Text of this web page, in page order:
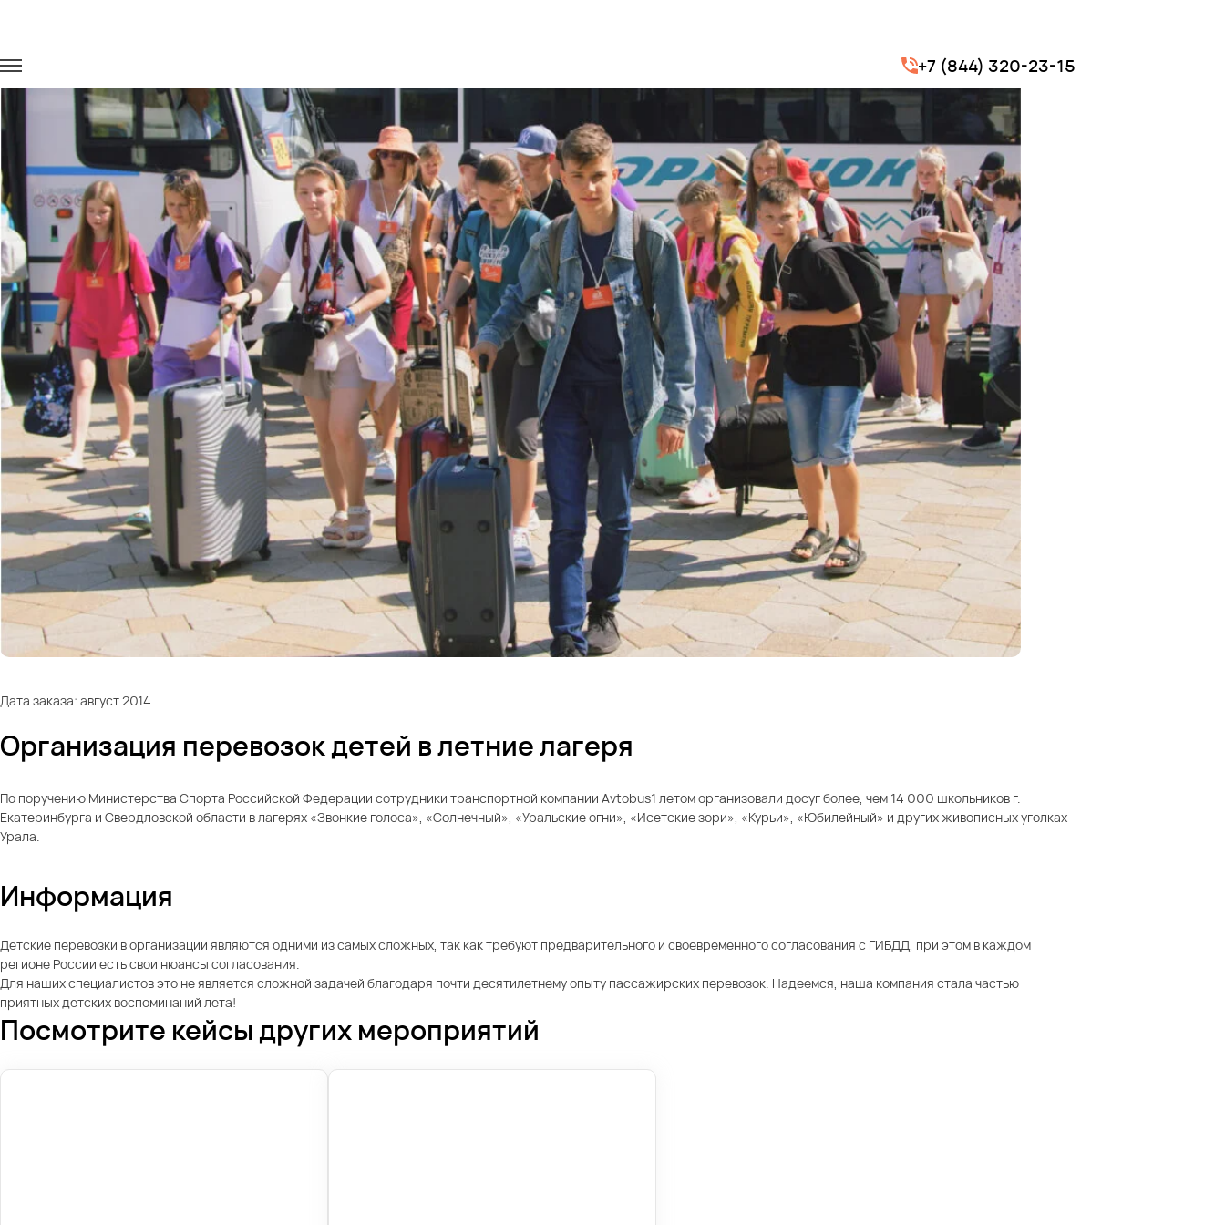
+7 (844) 320-23-15
Дата заказа: август 2014
Организация перевозок детей в летние лагеря
По поручению Министерства Спорта Российской Федерации сотрудники транспортной компании Avtobus1 летом организовали досуг более, чем 14 000 школьников г.
Екатеринбурга и Свердловской области в лагерях «Звонкие голоса», «Солнечный», «Уральские огни», «Исетские зори», «Курьи», «Юбилейный» и других живописных уголках
Урала.
Информация
Детские перевозки в организации являются одними из самых сложных, так как требуют предварительного и своевременного согласования с ГИБДД, при этом в каждом
регионе России есть свои нюансы согласования.
Для наших специалистов это не является сложной задачей благодаря почти десятилетнему опыту пассажирских перевозок. Надеемся, наша компания стала частью
приятных детских воспоминаний лета!
Посмотрите кейсы других мероприятий